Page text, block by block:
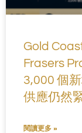
Gold
Frasers
3,000 個
供應仍然
閱讀更多 »